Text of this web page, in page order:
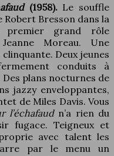
(1958).Le souffle
Bresson dans la
premier grand rôle
Moreau. Une
Deux jeunes
conduits à
plans nocturnes de
jazzy enveloppantes,
de Miles Davis. Vous
l’échafaudn’a rien du
fugace. Teigneux et
avec talent les
par le menu un